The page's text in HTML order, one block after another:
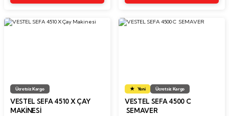
Ücretsiz Kargo
VESTEL SEFA 4510 X ÇAY
MAKINESI
Yeni Ücretsiz Kargo
VESTEL SEFA 4500 C
SEMAVER